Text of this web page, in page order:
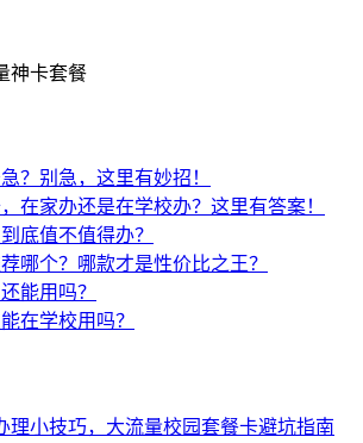
神卡套餐
？别急，这里有妙招！
在家办还是在学校办？这里有答案！
底值不值得办？
哪个？哪款才是性价比之王？
能用吗？
在学校用吗？
理小技巧，大流量校园套餐卡避坑指南